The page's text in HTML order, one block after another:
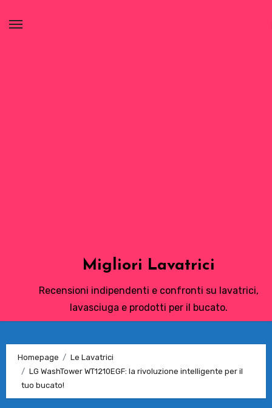
Migliori Lavatrici
Recensioni indipendenti e confronti su lavatrici,
lavasciuga e prodotti per il bucato.
Homepage
Le Lavatrici
LG WashTower WT1210EGF: la rivoluzione intelligente per il
tuo bucato!